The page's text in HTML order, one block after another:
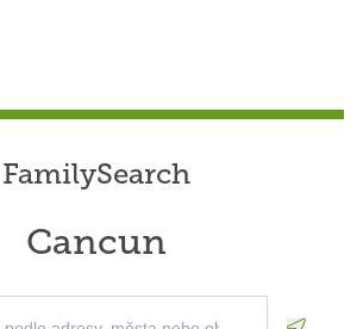
FamilySearch
Cancun